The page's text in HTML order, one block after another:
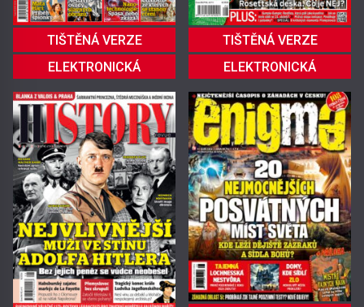
TIŠTĚNÁ VERZE
ELEKTRONICKÁ
TIŠTĚNÁ VERZE
ELEKTRONICKÁ